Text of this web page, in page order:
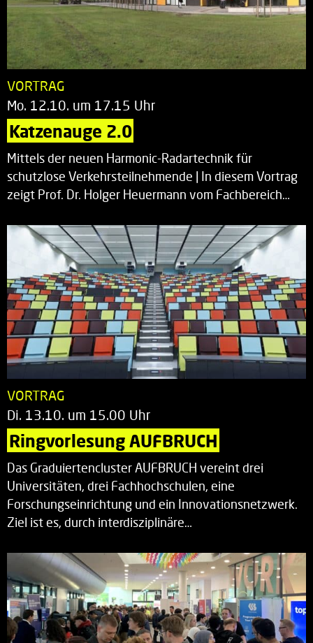
VORTRAG
Mo. 12.10. um 17.15 Uhr
Katzenauge 2.0
Mittels der neuen Harmonic-Radartechnik für
schutzlose Verkehrsteilnehmende | In diesem Vortrag
zeigt Prof. Dr. Holger Heuermann vom Fachbereich…
VORTRAG
Di. 13.10. um 15.00 Uhr
Ringvorlesung AUFBRUCH
Das Graduiertencluster AUFBRUCH vereint drei
Universitäten, drei Fachhochschulen, eine
Forschungseinrichtung und ein Innovationsnetzwerk.
Ziel ist es, durch interdisziplinäre…